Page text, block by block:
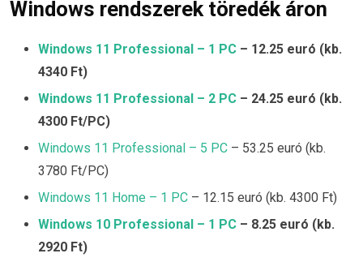
Windows rendszerek töredék áron
Windows 11 Professional – 1 PC – 12.25 euró (kb.
4340 Ft)
Windows 11 Professional – 2 PC – 24.25 euró (kb.
4300 Ft/PC)
Windows 11 Professional – 5 PC – 53.25 euró (kb.
3780 Ft/PC)
Windows 11 Home – 1 PC – 12.15 euró (kb. 4300 Ft)
Windows 10 Professional – 1 PC – 8.25 euró (kb.
2920 Ft)